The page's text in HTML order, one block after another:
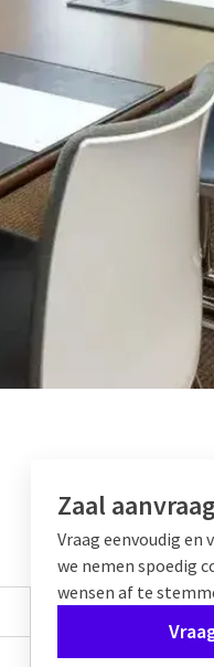
Zaal aanvraag
Vraag eenvoudig en
we nemen spoedig
wensen af te